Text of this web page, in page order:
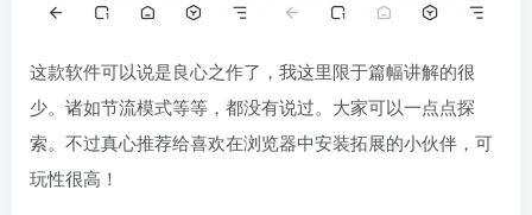
这款软件可以说是良心之作了，我这里限于篇幅讲解的很
少。诸如节流模式等等，都没有说过。大家可以一点点探
索。不过真心推荐给喜欢在浏览器中安装拓展的小伙伴，可
玩性很高！